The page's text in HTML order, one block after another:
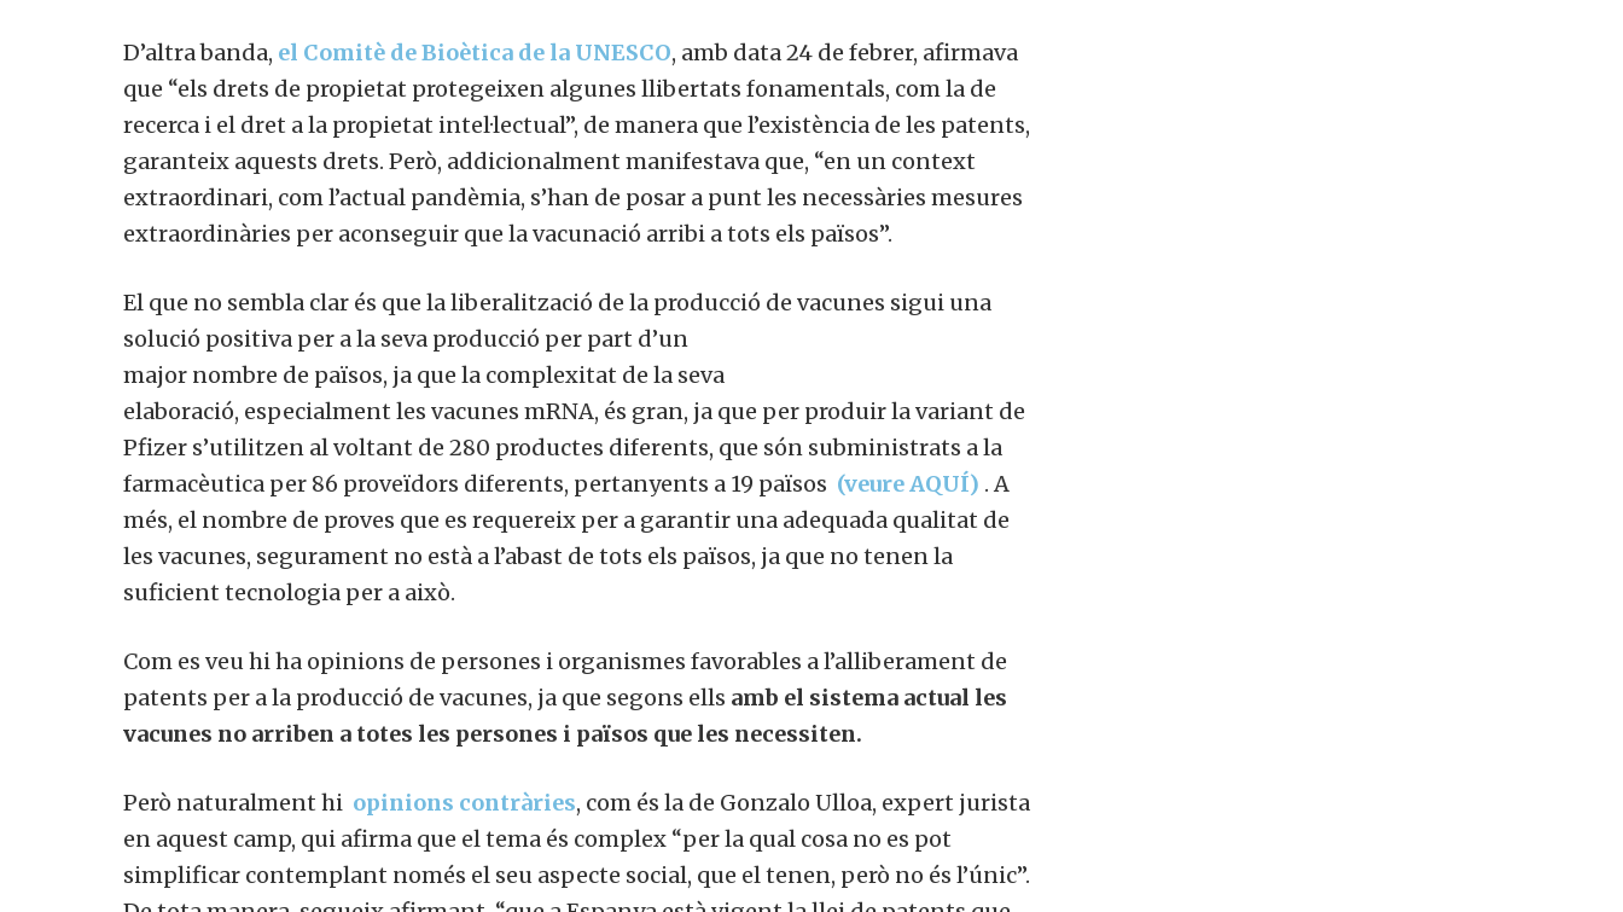
D’altra banda, el Comitè de Bioètica de la UNESCO, amb data 24 de febrer, afirmava
que “els drets de propietat protegeixen algunes llibertats fonamentals, com la de
recerca i el dret a la propietat intel·lectual”, de manera que l’existència de les patents,
garanteix aquests drets. Però, addicionalment manifestava que, “en un context
extraordinari, com l’actual pandèmia, s’han de posar a punt les necessàries mesures
extraordinàries per aconseguir que la vacunació arribi a tots els països”.
El que no sembla clar és que la liberalització de la producció de vacunes sigui una
solució positiva per a la seva producció per part d’un
major nombre de països, ja que la complexitat de la seva
elaboració, especialment les vacunes mRNA, és gran, ja que per produir la variant de
Pfizer s’utilitzen al voltant de 280 productes diferents, que són subministrats a la
farmacèutica per 86 proveïdors diferents, pertanyents a 19 països (veure AQUÍ) . A
més, el nombre de proves que es requereix per a garantir una adequada qualitat de
les vacunes, segurament no està a l’abast de tots els països, ja que no tenen la
suficient tecnologia per a això.
Com es veu hi ha opinions de persones i organismes favorables a l’alliberament de
patents per a la producció de vacunes, ja que segons ells amb el sistema actual les
vacunes no arriben a totes les persones i països que les necessiten.
Però naturalment hi opinions contràries, com és la de Gonzalo Ulloa, expert jurista
en aquest camp, qui afirma que el tema és complex “per la qual cosa no es pot
simplificar contemplant només el seu aspecte social, que el tenen, però no és l’únic”.